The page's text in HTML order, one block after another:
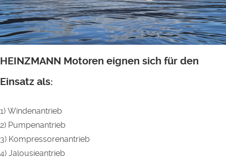
HEINZMANN Motoren eignen sich für den
Einsatz als:
1) Windenantrieb
2) Pumpenantrieb
3) Kompressorenantrieb
4) Jalousieantrieb